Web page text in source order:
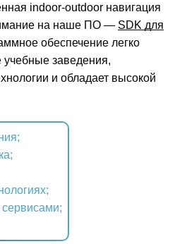
indoor-outdoor навигация
на наше ПО — SDK для
обеспечение легко
заведения,
и обладает высокой
сервисами;